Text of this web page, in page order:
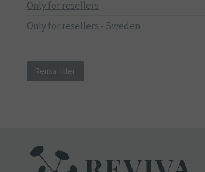
Only for resellers
Only for resellers - Sweden
Rensa filter